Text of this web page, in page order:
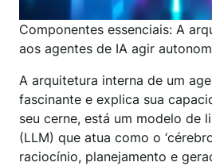
Componentes essenciais: A
aos agentes de IA agir
A arquitetura interna de um
fascinante e explica sua
seu cerne, está um modelo de
(LLM) que atua como o
raciocínio, planejamento e